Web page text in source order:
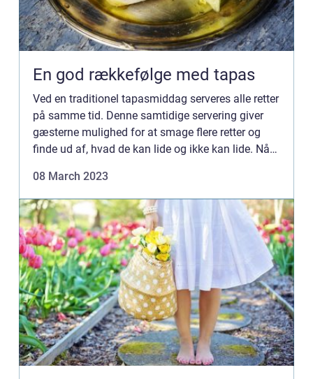
En god rækkefølge med tapas
Ved en traditionel tapasmiddag serveres alle retter
på samme tid. Denne samtidige servering giver
gæsterne mulighed for at smage flere retter og
finde ud af, hvad de kan lide og ikke kan lide. Når
...
08 March 2023